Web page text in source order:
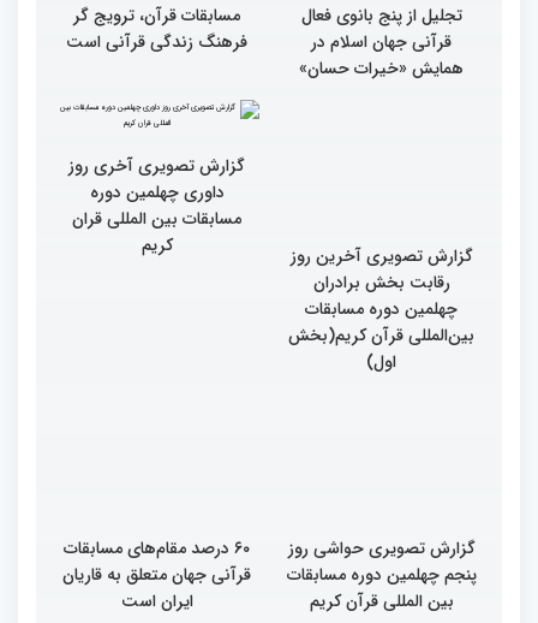
تجلیل از پنج بانوی فعال
قرآنی جهان اسلام در
همایش «خیرات حسان»
مسابقات قرآن، ترویج گر
فرهنگ زندگی قرآنی است
گزارش تصویری آخرین روز
رقابت بخش برادران
چهلمین دوره مسابقات
بین‌المللی قرآن کریم(بخش
اول)
گزارش تصویری آخری روز
داوری چهلمین دوره
مسابقات بین المللی قران
کریم
گزارش تصویری حواشی روز
پنجم چهلمین دوره مسابقات
بین المللی قرآن کریم
۶۰ درصد مقام‌های مسابقات
قرآنی جهان متعلق به قاریان
ایران است